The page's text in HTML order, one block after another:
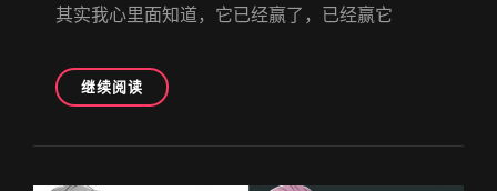
其实我心里面知道，它已经赢了，已经赢它
继续阅读摇
滚